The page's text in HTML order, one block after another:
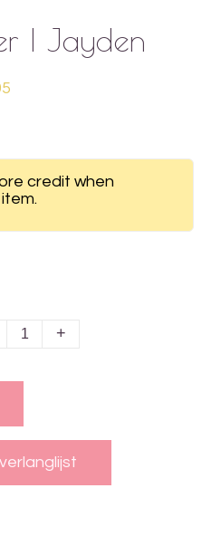
| Jayden
credit when
+